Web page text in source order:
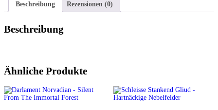
Beschreibung
Rezensionen (0)
Beschreibung
Ähnliche Produkte